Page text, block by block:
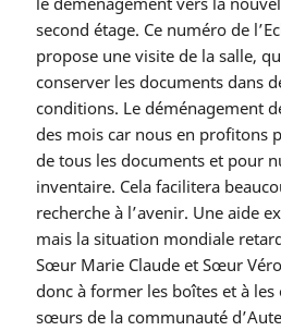
second étage. Ce numéro de
propose une visite de la salle,
conserver les documents dans
conditions. Le déménagement
des mois car nous en profitons
de tous les documents et pour
inventaire. Cela facilitera
recherche à l’avenir. Une aide
mais la situation mondiale
Sœur Marie Claude et Sœur
donc à former les boîtes et à les
sœurs de la communauté